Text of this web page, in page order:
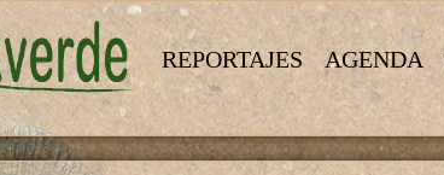
REPORTAJES AGENDA